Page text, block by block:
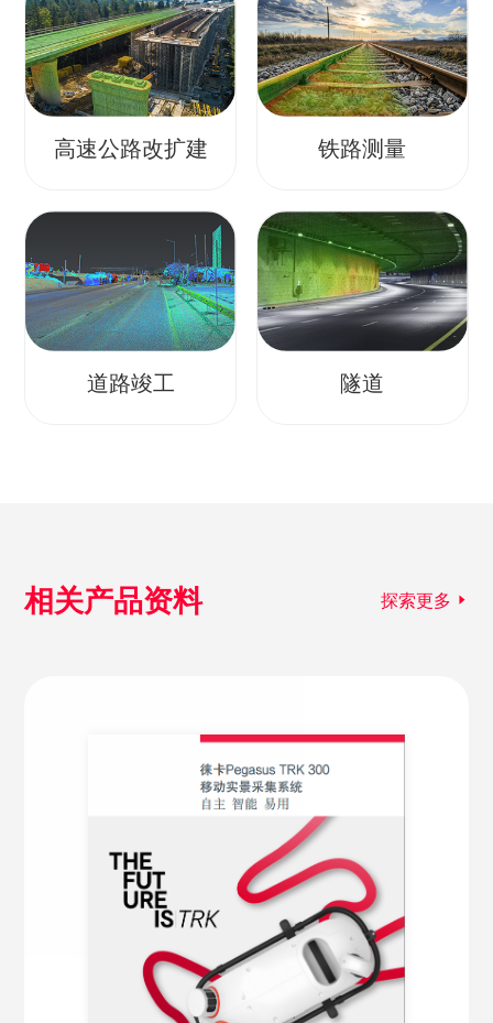
高速公路改扩建 铁路测量
道路竣工 隧道
相关产品资料 探索更多